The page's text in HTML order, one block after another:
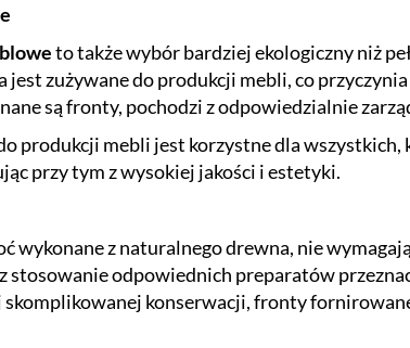
to także wybór bardziej ekologiczny niż
jest zużywane do produkcji mebli, co
są fronty, pochodzi z odpowiedzialnie
produkcji mebli jest korzystne dla
przy tym z wysokiej jakości i estetyki.
wykonane z naturalnego drewna, nie
stosowanie odpowiednich preparatów
skomplikowanej konserwacji, fronty